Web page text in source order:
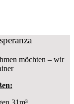
möchten – wir
31m³